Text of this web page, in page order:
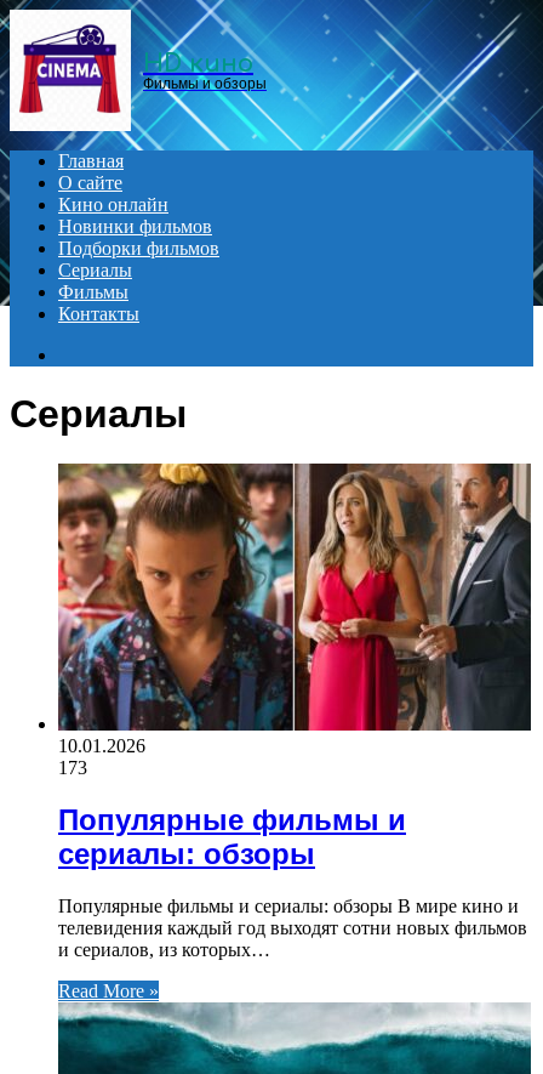
Menu
HD кино
Фильмы и обзоры
Главная
О сайте
Кино онлайн
Новинки фильмов
Подборки фильмов
Сериалы
Фильмы
Контакты
Сериалы
10.01.2026
173
Популярные фильмы и
сериалы: обзоры
Популярные фильмы и сериалы: обзоры В мире кино и
телевидения каждый год выходят сотни новых фильмов
и сериалов, из которых…
Read More »